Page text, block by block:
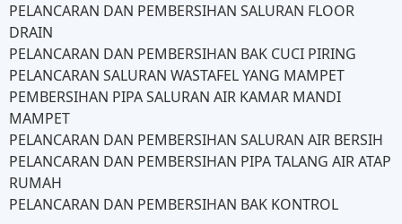
PELANCARAN DAN PEMBERSIHAN SALURAN FLOOR
DRAIN
PELANCARAN DAN PEMBERSIHAN BAK CUCI PIRING
PELANCARAN SALURAN WASTAFEL YANG MAMPET
PEMBERSIHAN PIPA SALURAN AIR KAMAR MANDI
MAMPET
PELANCARAN DAN PEMBERSIHAN SALURAN AIR BERSIH
PELANCARAN DAN PEMBERSIHAN PIPA TALANG AIR ATAP
RUMAH
PELANCARAN DAN PEMBERSIHAN BAK KONTROL